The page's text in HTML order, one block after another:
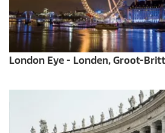
London Eye - Londen, Groot-